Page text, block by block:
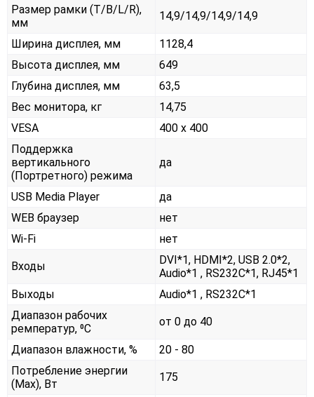
Размер рамки (T/B/L/R),
мм
14,9/14,9/14,9/14,9
Ширина дисплея, мм
1128,4
Высота дисплея, мм
649
Глубина дисплея, мм
63,5
Вес монитора, кг
14,75
VESA
400 x 400
Поддержка
вертикального
(Портретного) режима
да
USB Media Player
да
WEB браузер
нет
Wi-Fi
нет
Входы
DVI*1, HDMI*2, USB 2.0*2,
Audio*1 , RS232С*1, RJ45*1
Выходы
Audio*1 , RS232С*1
Диапазон рабочих
ремператур, ⁰С
от 0 до 40
Диапазон влажности, %
20 - 80
Потребление энергии
(Max), Вт
175